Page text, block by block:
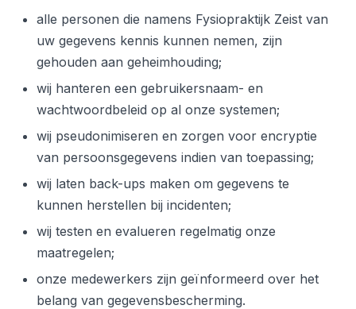
alle personen die namens Fysiopraktijk Zeist van
uw gegevens kennis kunnen nemen, zijn
gehouden aan geheimhouding;
wij hanteren een gebruikersnaam- en
wachtwoordbeleid op al onze systemen;
wij pseudonimiseren en zorgen voor encryptie
van persoonsgegevens indien van toepassing;
wij laten back-ups maken om gegevens te
kunnen herstellen bij incidenten;
wij testen en evalueren regelmatig onze
maatregelen;
onze medewerkers zijn geïnformeerd over het
belang van gegevensbescherming.